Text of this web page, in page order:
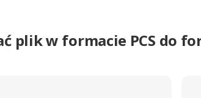
plik w formacie PCS do